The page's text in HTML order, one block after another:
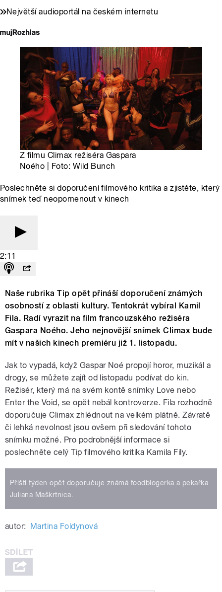
Největší audioportál na českém internetu
Z filmu Climax režiséra Gaspara
Noého | Foto: Wild Bunch
Poslechněte si doporučení filmového kritika a zjistěte, který
snímek teď neopomenout v kinech
2:11
Naše rubrika Tip opět přináší doporučení známých
osobností z oblasti kultury. Tentokrát vybíral Kamil
Fila. Radí vyrazit na film francouzského režiséra
Gaspara Noého. Jeho nejnovější snímek Climax bude
mít v našich kinech premiéru již 1. listopadu.
Jak to vypadá, když Gaspar Noé propojí horor, muzikál a
drogy, se můžete zajít od listopadu podívat do kin.
Režisér, který má na svém kontě snímky Love nebo
Enter the Void, se opět nebál kontroverze. Fila rozhodně
doporučuje Climax zhlédnout na velkém plátně. Závratě
či lehká nevolnost jsou ovšem při sledování tohoto
snímku možné. Pro podrobnější informace si
poslechněte celý Tip filmového kritika Kamila Fily.
Příští týden opět doporučuje známá foodblogerka a pekařka
Juliana Maškrtnica.
autor: Martina Foldynová